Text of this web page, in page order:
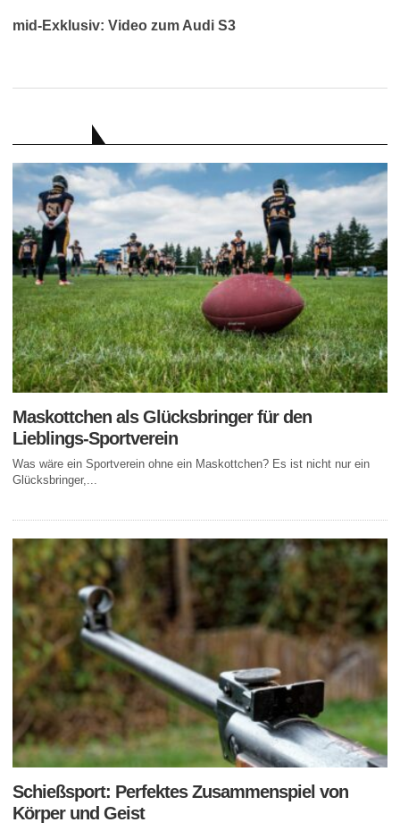
mid-Exklusiv: Video zum Audi S3
Maskottchen als Glücksbringer für den
Lieblings-Sportverein
Was wäre ein Sportverein ohne ein Maskottchen? Es ist nicht nur ein
Glücksbringer,...
Schießsport: Perfektes Zusammenspiel von
Körper und Geist